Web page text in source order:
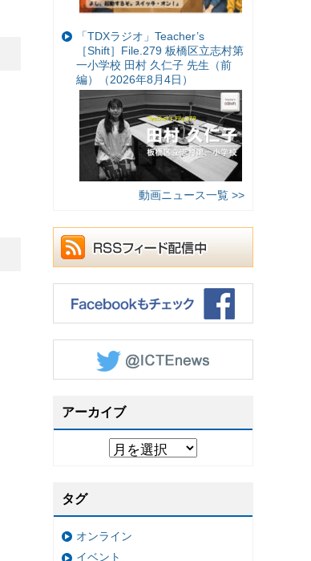
「TDXラジオ」Teacher’s
［Shift］File.279 板橋区立志村第
一小学校 田村 久仁子 先生（前
編）（2026年8月4日）
動画ニュース一覧 >>
アーカイブ
タグ
オンライン
イベント